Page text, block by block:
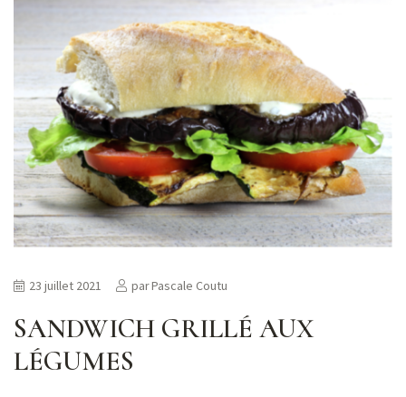
SANDWICH GRILLÉ AUX
LÉGUMES
23 juillet 2021 parPascale Coutu